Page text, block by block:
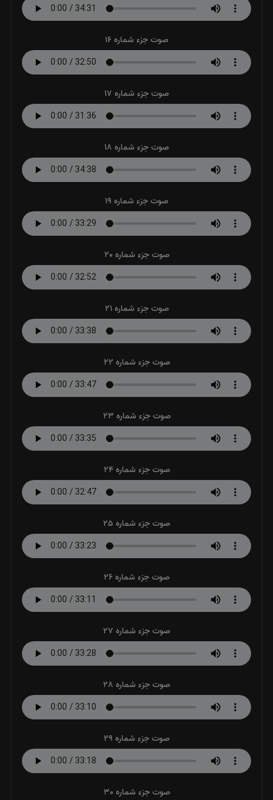
صوت جزء شماره 16
صوت جزء شماره 17
صوت جزء شماره 18
صوت جزء شماره 19
صوت جزء شماره 20
صوت جزء شماره 21
صوت جزء شماره 22
صوت جزء شماره 23
صوت جزء شماره 24
صوت جزء شماره 25
صوت جزء شماره 26
صوت جزء شماره 27
صوت جزء شماره 28
صوت جزء شماره 29
صوت جزء شماره 30